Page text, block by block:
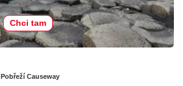
Chci tam
Pobřeží Causeway